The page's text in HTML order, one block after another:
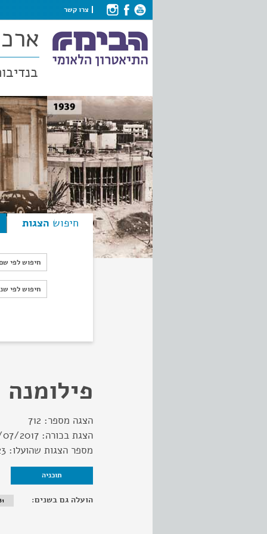
צרו קשר
חיפוש הצגות
חיפוש לפי
חיפוש לפי
חיפוש לפי
פילומנה
הצגה מספר: 712
הצגת בכורה: 07/2017
מספר הצגות שהועלו:
תוכניה
הועלה גם בשנים: